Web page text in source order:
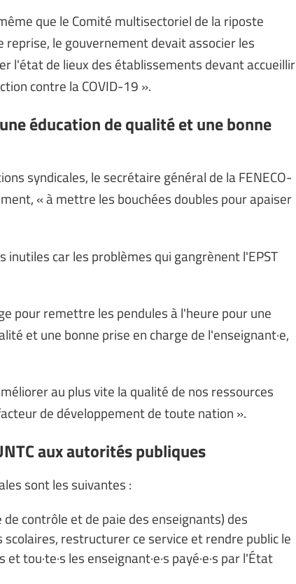
que le Comité multisectoriel de la riposte
le gouvernement devait associer les
l'état de lieux des établissements devant accueillir
contre la COVID-19 ».
éducation de qualité et une bonne
syndicales, le secrétaire général de la FENECO-
« à mettre les bouchées doubles pour apaiser
car les problèmes qui gangrènent l'EPST
pour remettre les pendules à l'heure pour une
et une bonne prise en charge de l'enseignant·e,
au plus vite la qualité de nos ressources
de développement de toute nation ».
aux autorités publiques
sont les suivantes :
de contrôle et de paie des enseignants) des
restructurer ce service et rendre public le
tou·te·s les enseignant·e·s payé·e·s par l'État